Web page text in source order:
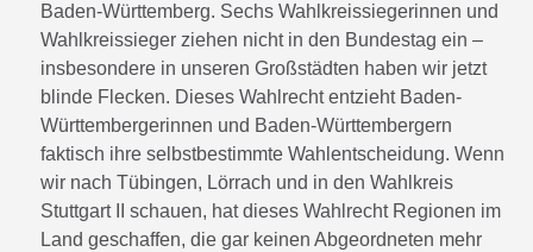
Baden-Württemberg. Sechs Wahlkreissiegerinnen und
Wahlkreissieger ziehen nicht in den Bundestag ein –
insbesondere in unseren Großstädten haben wir jetzt
blinde Flecken. Dieses Wahlrecht entzieht Baden-
Württembergerinnen und Baden-Württembergern
faktisch ihre selbstbestimmte Wahlentscheidung. Wenn
wir nach Tübingen, Lörrach und in den Wahlkreis
Stuttgart II schauen, hat dieses Wahlrecht Regionen im
Land geschaffen, die gar keinen Abgeordneten mehr